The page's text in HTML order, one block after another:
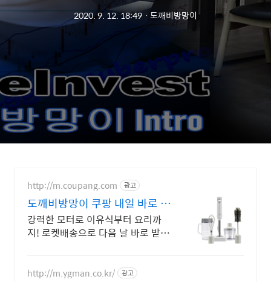
2020. 9. 12. 18:49 ㆍ 도깨비방망이
http://m.coupang.com 광고
도깨비방망이 쿠팡 내일 바로 로
켓배송
강력한 모터로 이유식부터 요리까
지! 로켓배송으로 다음 날 바로 받으
더.
http://m.ygman.co.kr/ 광고